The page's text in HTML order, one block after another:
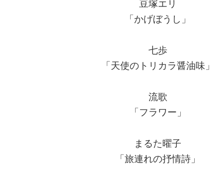
豆塚エリ
「かげぼうし」
七歩
「天使のトリカラ醤油味」
流歌
「フラワー」
まるた曜子
「旅連れの抒情詩」